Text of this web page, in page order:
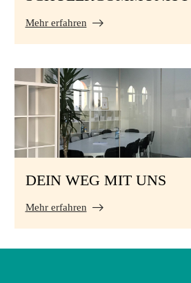
Mehr erfahren
DEIN WEG MIT UNS
Mehr erfahren